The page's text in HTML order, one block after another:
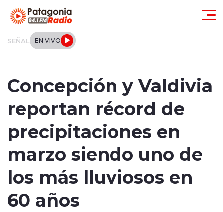
SEÑAL EN VIVO
Regionales
Local
Tendencias
Internacional
Deportes
Concepción y Valdivia
reportan récord de
precipitaciones en
marzo siendo uno de
los más lluviosos en
60 años